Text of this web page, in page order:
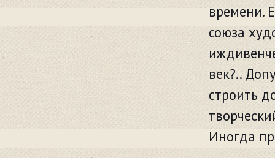
времени.
союза
век?..
строить
Иногда